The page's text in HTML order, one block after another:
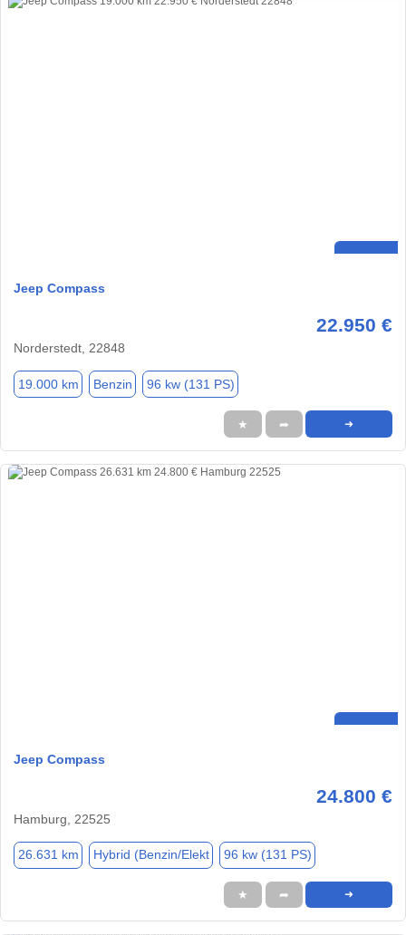
Jeep Compass
22.950 €
Norderstedt, 22848
19.000 km Benzin 96 kw (131 PS)
★ ➦ ➜
Jeep Compass
24.800 €
Hamburg, 22525
26.631 km Hybrid (Benzin/Elekt 96 kw (131 PS)
★ ➦ ➜